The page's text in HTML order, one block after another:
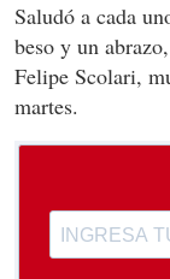
Saludó a cada
beso y un
Felipe Scolari,
martes.